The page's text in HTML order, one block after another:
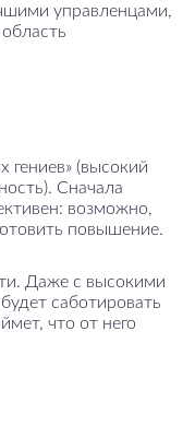
управленцами,
гениев» (высокий
Сначала
возможно,
повышение.
Даже с высокими
саботировать
что от него